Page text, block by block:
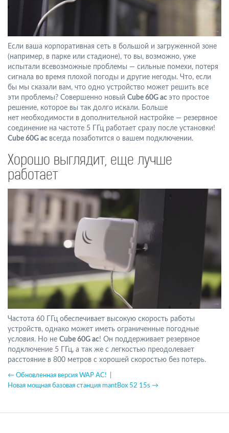
Если ваша корпоративная сеть в большой и загруженной зоне
(например, в парке или стадионе), то вы, возможно, уже
испытали всевозможные проблемы — сильные помехи, потеря
сигнала во время плохой погоды и другие негоды. Что, если
бы мы сказали вам, что одно устройство может решить все
эти проблемы? Совершенно новый Cube 60G ac это простое
решение, которое вы так долго искали. Больше
нет необходимости в дополнительной настройке — резервное
соединение на частоте 5 ГГц работает сразу после установки!
Cube 60G ac всегда позаботится о вашем подключении.
Хорошо выглядит, еще лучше
работает
Частота 60 ГГц обеспечивает высокую скорость работы
устройств, однако может иметь ограниченные погодные
условия. Но не Cube 60G ac! Он поддерживает резервное
подключение 5 ГГц, а так же с легкостью преодолевает
расстояние в 800 метров с хорошей скоростью без потерь.
← Обновленная версия WAP AC!
Новая мощная базовая станция mantBox 52 15s →